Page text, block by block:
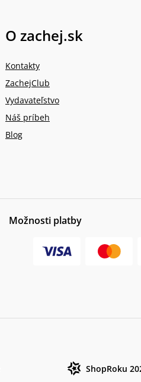
O zachej.sk
Kontakty
ZachejClub
Vydavateľstvo
Náš príbeh
Blog
Možnosti platby
ShopRoku